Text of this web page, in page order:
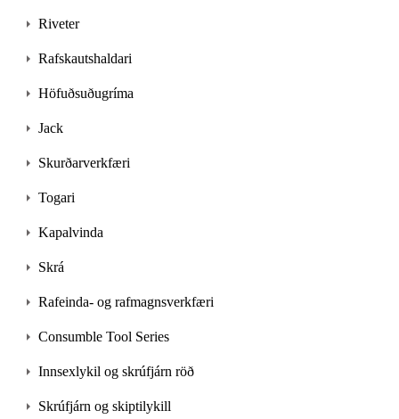
Riveter
Rafskautshaldari
Höfuðsuðugríma
Jack
Skurðarverkfæri
Togari
Kapalvinda
Skrá
Rafeinda- og rafmagnsverkfæri
Consumble Tool Series
Innsexlykil og skrúfjárn röð
Skrúfjárn og skiptilykill